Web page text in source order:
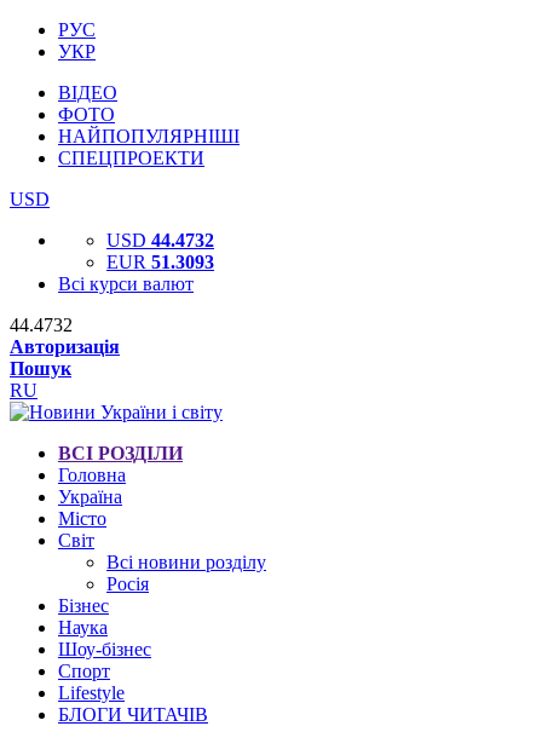
РУС
УКР
ВІДЕО
ФОТО
НАЙПОПУЛЯРНІШІ
СПЕЦПРОЕКТИ
USD
USD 44.4732
EUR 51.3093
Всі курси валют
44.4732
Авторизація
Пошук
RU
ВСІ РОЗДІЛИ
Головна
Україна
Місто
Світ
Всі новини розділу
Росія
Бізнес
Наука
Шоу-бізнес
Спорт
Lifestyle
БЛОГИ ЧИТАЧІВ